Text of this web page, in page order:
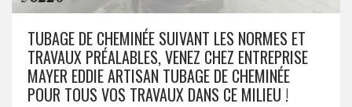
TUBAGE DE CHEMINÉE SUIVANT LES NORMES ET
TRAVAUX PRÉALABLES, VENEZ CHEZ ENTREPRISE
MAYER EDDIE ARTISAN TUBAGE DE CHEMINÉE
POUR TOUS VOS TRAVAUX DANS CE MILIEU !